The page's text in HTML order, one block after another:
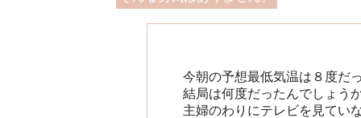
今朝の予想最低気温は８度だ
結局は何度だったんでしょう
主婦のわりにテレビを見てい